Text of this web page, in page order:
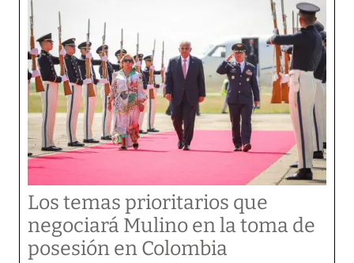
Los temas prioritarios que
negociará Mulino en la toma de
posesión en Colombia